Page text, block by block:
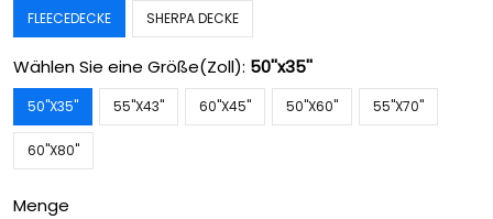
FLEECEDECKE SHERPA DECKE
Wählen Sie eine Größe(Zoll): 50''x35''
50''X35'' 55''X43'' 60''X45'' 50''X60'' 55''X70''
60''X80''
Menge